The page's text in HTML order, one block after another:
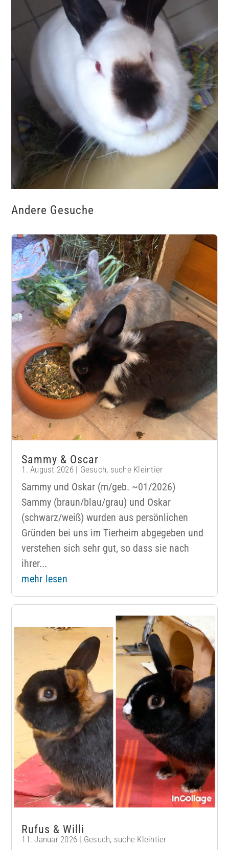
Andere Gesuche
Sammy & Oscar
1. August 2026| Gesuch, suche Kleintier
Sammy und Oskar (m/geb. ~01/2026)
Sammy (braun/blau/grau) und Oskar
(schwarz/weiß) wurden aus persönlichen
Gründen bei uns im Tierheim abgegeben und
verstehen sich sehr gut, so dass sie nach
ihrer...
mehr lesen
Rufus & Willi
11. Januar 2026 | Gesuch, suche Kleintier